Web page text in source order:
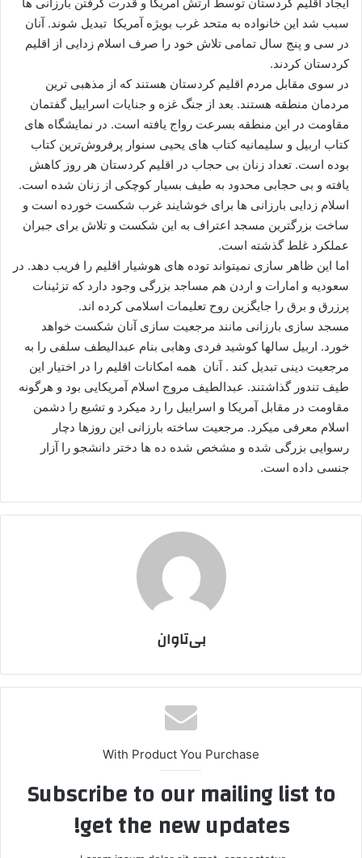
سبب شد این خانواده به متحد غرب بویژه آمریکا تبدیل شوند. آنان
در سی و پنج سال تمامی تلاش خود را صرف اسلام زدایی از اقلیم
کردستان کردند.
در سوی مقابل مردم اقلیم کردستان هستند که از مذهبی ترین
مردمان منطقه هستند. بعد از جنگ غزه و جنایات اسراییل گفتمان
مقاومت در این منطقه بسرعت رواج یافته است. در نمایشگاه های
کتاب اربیل و سلیمانیه کتاب های یحیی سنوار پرفروش‌ترین کتاب
بوده است. تعداد زنان بی حجاب در اقلیم کردستان هر روز کاهش
یافته و بی حجابی محدود به طیف بسیار کوچکی از زنان شده است.
اسلام زدایی بارزانی ها برای خوشایند غرب شکست خورده است و
ساخت بزرگترین مسجد اعتراف به این شکست و تلاش برای جبران
عملکرد غلط گذشته است.
اما این ظاهر سازی نمیتواند توده های هوشیار اقلیم را فریب دهد. در
سعودیه و امارات و اردن هم مساجد بزرگی وجود دارد که تزئینات
پرزرق و برق را جایگزین روح تعلیمات اسلامی کرده اند.
مسجد سازی بارزانی مانند مرجعیت سازی آنان شکست خواهد
خورد. اربیل سالها کوشید فردی وهابی بنام عبدالیطف سلفی را به
مرجعیت دینی تبدیل کند . آنان همه امکانات اقلیم را در اختیار این
طیف تندور گذاشتند. عبدالطیف مروج اسلام آمریکایی بود و هرگونه
مقاومت در مقابل آمریکا و اسراییل را رد میکرد و تشیع را دشمن
اسلام معرفی میکرد. مرجعیت ساخته بارزانی این روزها دچار
رسوایی بزرگی شده و مشخص شده ده ها دختر دانشجو را آزار
جنسی داده است.
بی‌تاوان
With Product You Purchase
Subscribe to our mailing list to
get the new updates!